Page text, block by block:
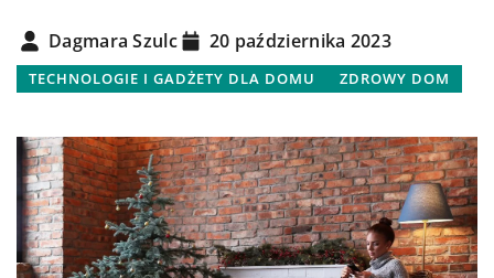
Dagmara Szulc 20 października 2023
TECHNOLOGIE I GADŻETY DLA DOMU ZDROWY DOM